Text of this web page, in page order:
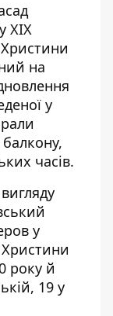
ХІХ
на
у
часів.
у
року й
19 у